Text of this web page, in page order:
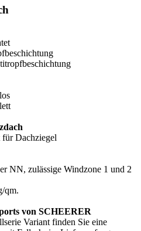
für Dachziegel
NN, zulässige Windzone 1 und 2
qm.
von SCHEERER
Variant finden Sie eine